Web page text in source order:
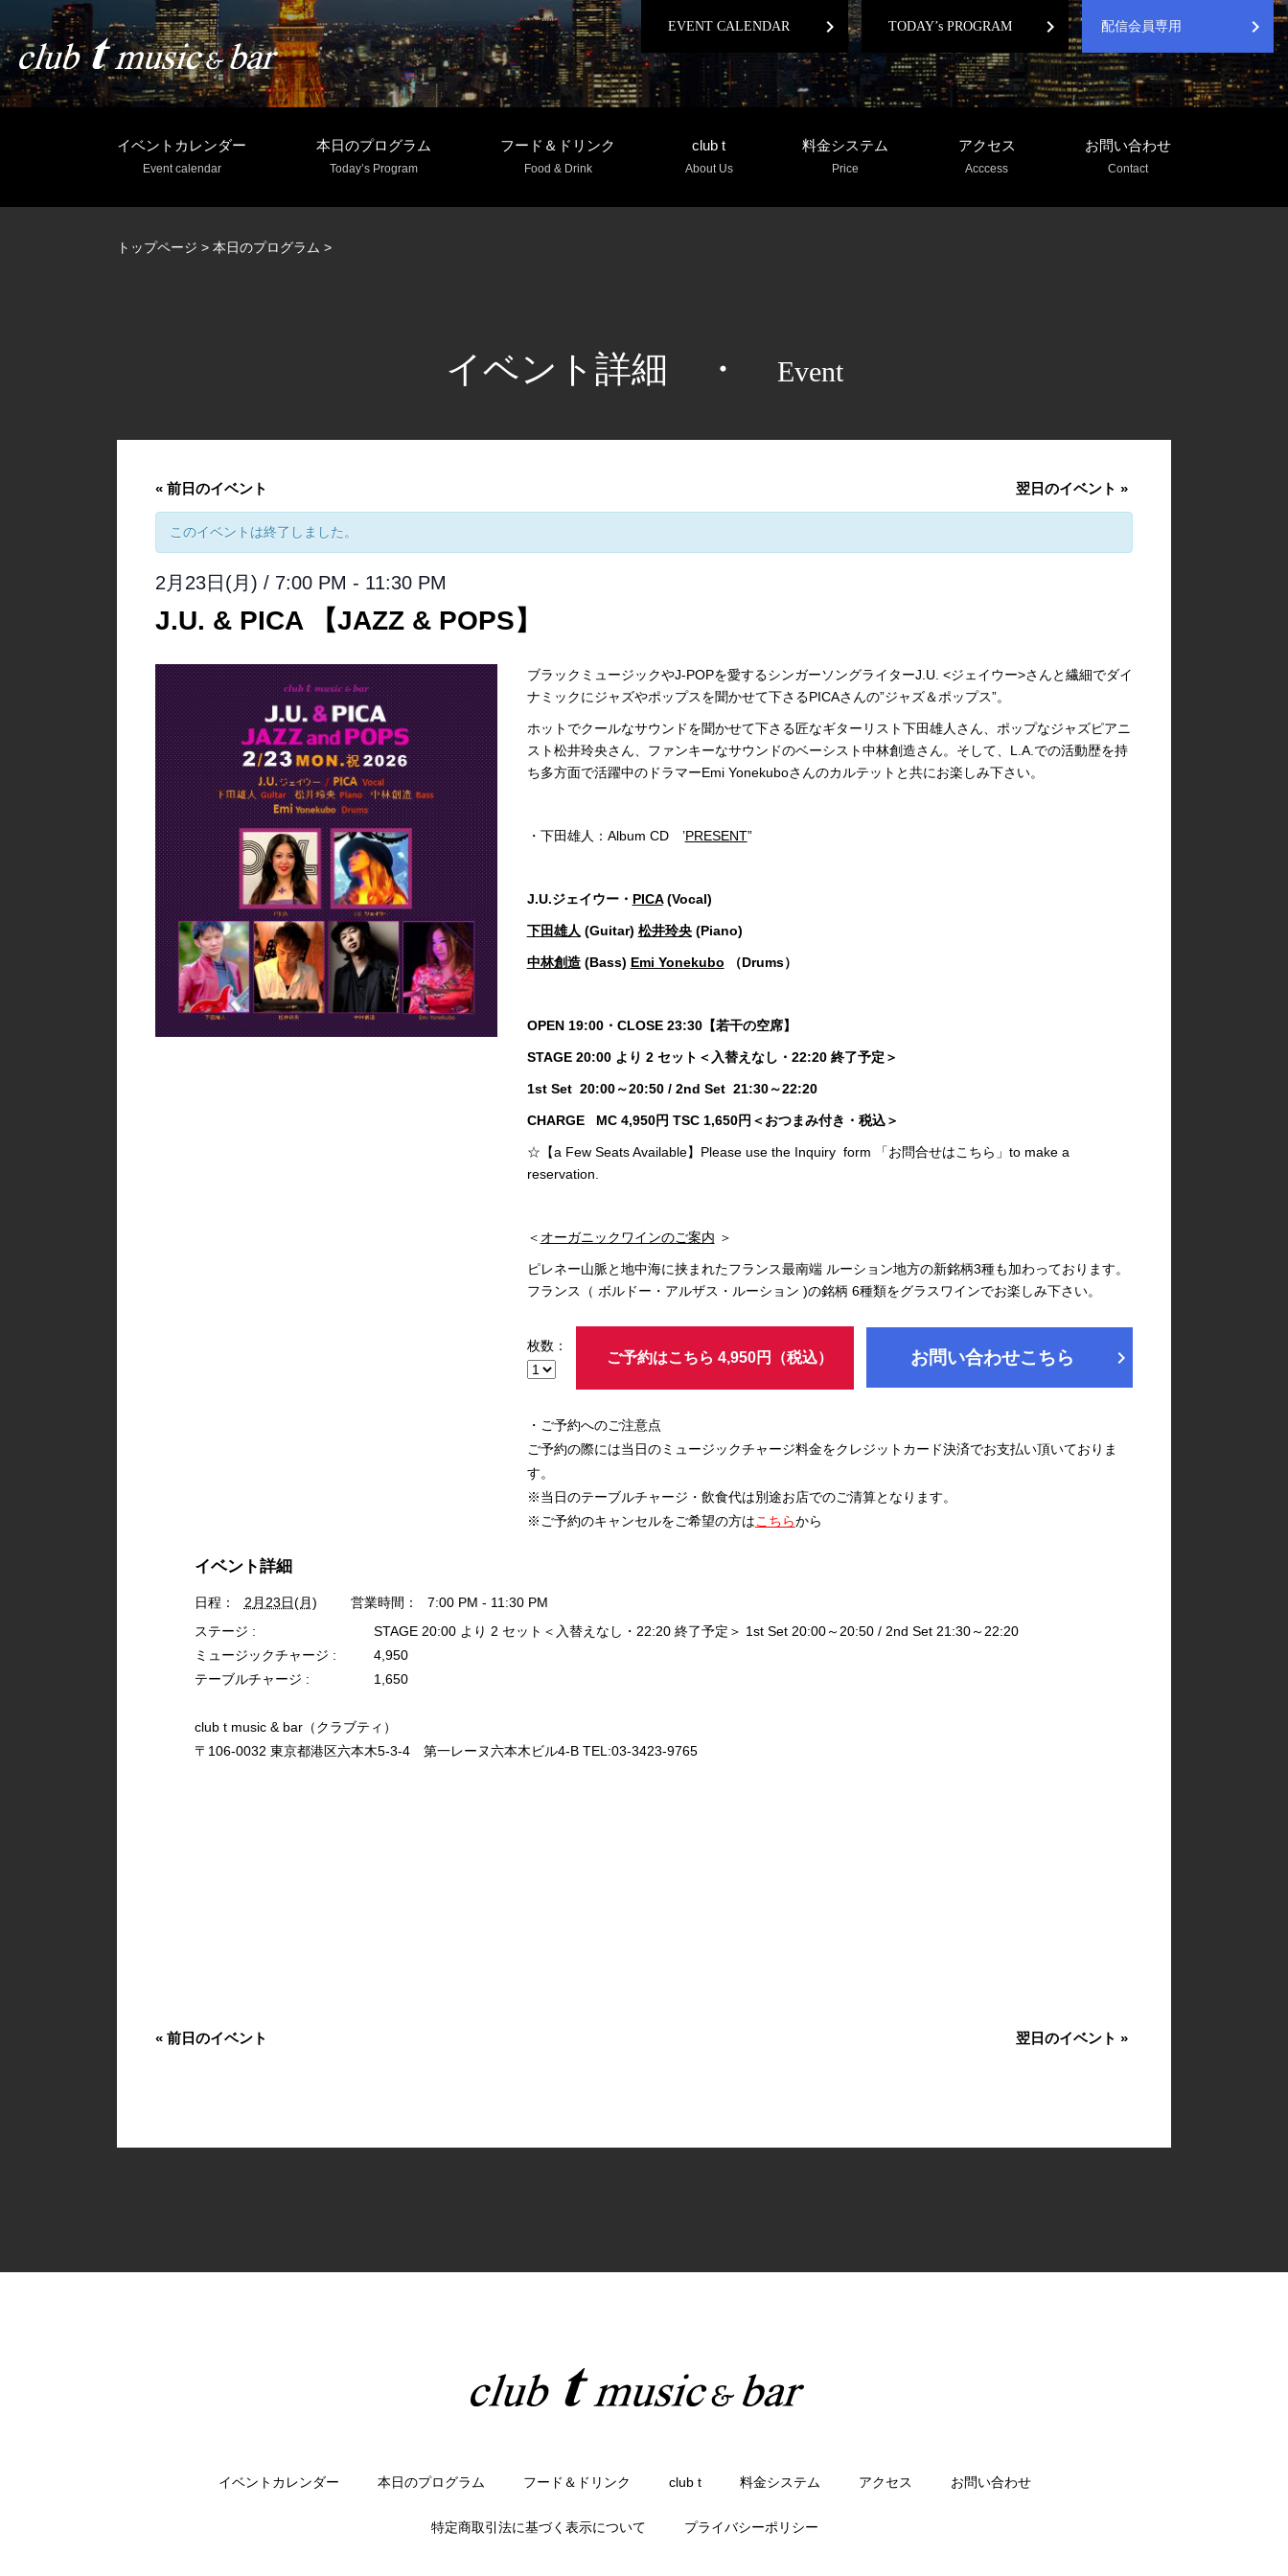
EVENT CALENDAR chevron_right TODAY’s PROGRAM chevron_right 配信会員専用 chevron_right
イベントカレンダー
Event calendar
本日のプログラム
Today’s Program
フード＆ドリンク
Food & Drink
club t
About Us
料金システム
Price
アクセス
Acccess
お問い合わせ
Contact
トップページ > 本日のプログラム >
イベント詳細 ・ Event
« 前日のイベント 翌日のイベント »
このイベントは終了しました。
2月23日(月) / 7:00 PM - 11:30 PM
J.U. & PICA 【JAZZ & POPS】
ブラックミュージックやJ-POPを愛するシンガーソングライターJ.U. <ジェイウー>さんと繊細でダイ
ナミックにジャズやポップスを聞かせて下さるPICAさんの”ジャズ＆ポップス”。
ホットでクールなサウンドを聞かせて下さる匠なギターリスト下田雄人さん、ポップなジャズピアニ
スト松井玲央さん、ファンキーなサウンドのベーシスト中林創造さん。そして、L.A.での活動歴を持
ち多方面で活躍中のドラマーEmi Yonekuboさんのカルテットと共にお楽しみ下さい。
・下田雄人：Album CD ’PRESENT”
J.U.ジェイウー・ PICA(Vocal)
下田雄人 (Guitar) 松井玲央(Piano)
中林創造(Bass) Emi Yonekubo （Drums）
OPEN 19:00・CLOSE 23:30【若干の空席】
STAGE 20:00 より 2 セット＜入替えなし・22:20 終了予定＞
1st Set 20:00～20:50 / 2nd Set 21:30～22:20
CHARGE MC 4,950円 TSC 1,650円＜おつまみ付き・税込＞
☆【a Few Seats Available】Please use the Inquiry form 「お問合せはこちら」to make a
reservation.
＜ オーガニックワインのご案内 ＞
ピレネー山脈と地中海に挟まれたフランス最南端 ルーション地方の新銘柄3種も加わっております。
フランス（ ボルドー・アルザス・ルーション )の銘柄 6種類をグラスワインでお楽しみ下さい。
枚数：
ご予約はこちら 4,950円（税込） お問い合わせこちら chevron_right
・ご予約へのご注意点
ご予約の際には当日のミュージックチャージ料金をクレジットカード決済でお支払い頂いておりま
す。
※当日のテーブルチャージ・飲食代は別途お店でのご清算となります。
※ご予約のキャンセルをご希望の方はこちらから
イベント詳細
日程： 2月23日(月) 営業時間：
7:00 PM - 11:30 PM
ステージ :
STAGE 20:00 より 2 セット＜入替えなし・22:20 終了予定＞ 1st Set 20:00～20:50 / 2nd Set 21:30～22:20
ミュージックチャージ :
4,950
テーブルチャージ :
1,650
club t music & bar（クラブティ）
〒106-0032 東京都港区六本木5-3-4 第一レーヌ六本木ビル4-B TEL:03-3423-9765
« 前日のイベント 翌日のイベント »
イベントカレンダー 本日のプログラム フード＆ドリンク club t 料金システム アクセス お問い合わせ
特定商取引法に基づく表示について プライバシーポリシー